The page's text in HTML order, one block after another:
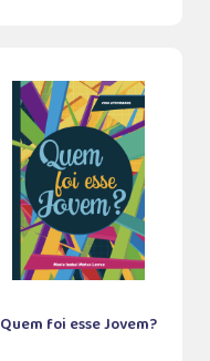
Quem foi esse Jovem?